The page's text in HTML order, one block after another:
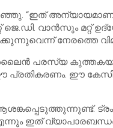
“ഇത്
ജെ.ഡി. വാൻസും
നേരത്തെ
ഓൺലൈൻ പരസ്യ
ഈ പ്രതികരണം. ഈ
ഇത്